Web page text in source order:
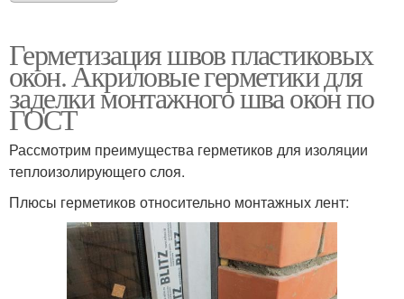
Герметизация швов пластиковых
окон. Акриловые герметики для
заделки монтажного шва окон по
ГОСТ
Рассмотрим преимущества герметиков для изоляции
теплоизолирующего слоя.
Плюсы герметиков относительно монтажных лент: